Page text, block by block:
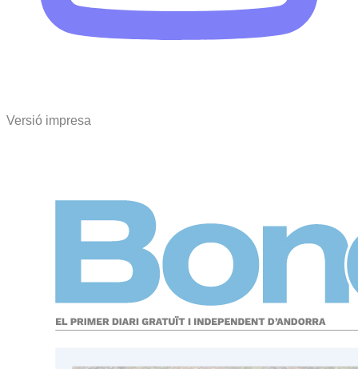
Versió impresa